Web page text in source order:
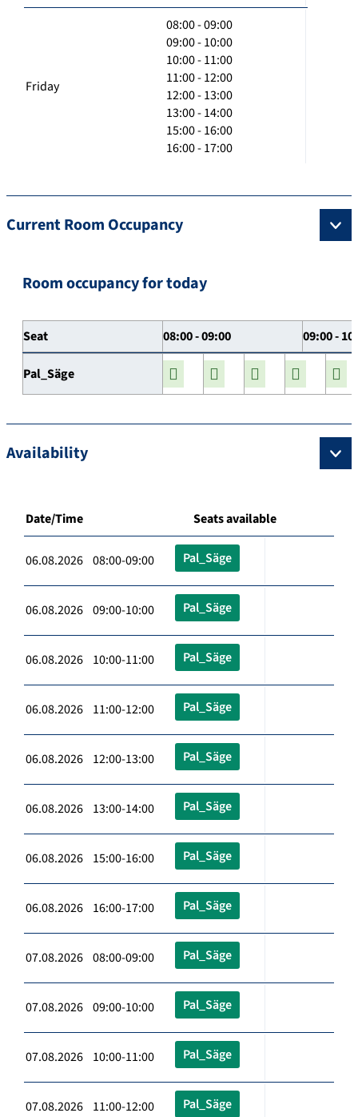
Friday
08:00 - 09:00
09:00 - 10:00
10:00 - 11:00
11:00 - 12:00
12:00 - 13:00
13:00 - 14:00
15:00 - 16:00
16:00 - 17:00
Current Room Occupancy
Room occupancy for today
Seat 08:00 - 09:00 09:00 -
Pal_Säge
Availability
Date/Time Seats available
06.08.2026 08:00-09:00 Pal_Säge
06.08.2026 09:00-10:00 Pal_Säge
06.08.2026 10:00-11:00 Pal_Säge
06.08.2026 11:00-12:00 Pal_Säge
06.08.2026 12:00-13:00 Pal_Säge
06.08.2026 13:00-14:00 Pal_Säge
06.08.2026 15:00-16:00 Pal_Säge
06.08.2026 16:00-17:00 Pal_Säge
07.08.2026 08:00-09:00 Pal_Säge
07.08.2026 09:00-10:00 Pal_Säge
07.08.2026 10:00-11:00 Pal_Säge
07.08.2026 11:00-12:00 Pal_Säge